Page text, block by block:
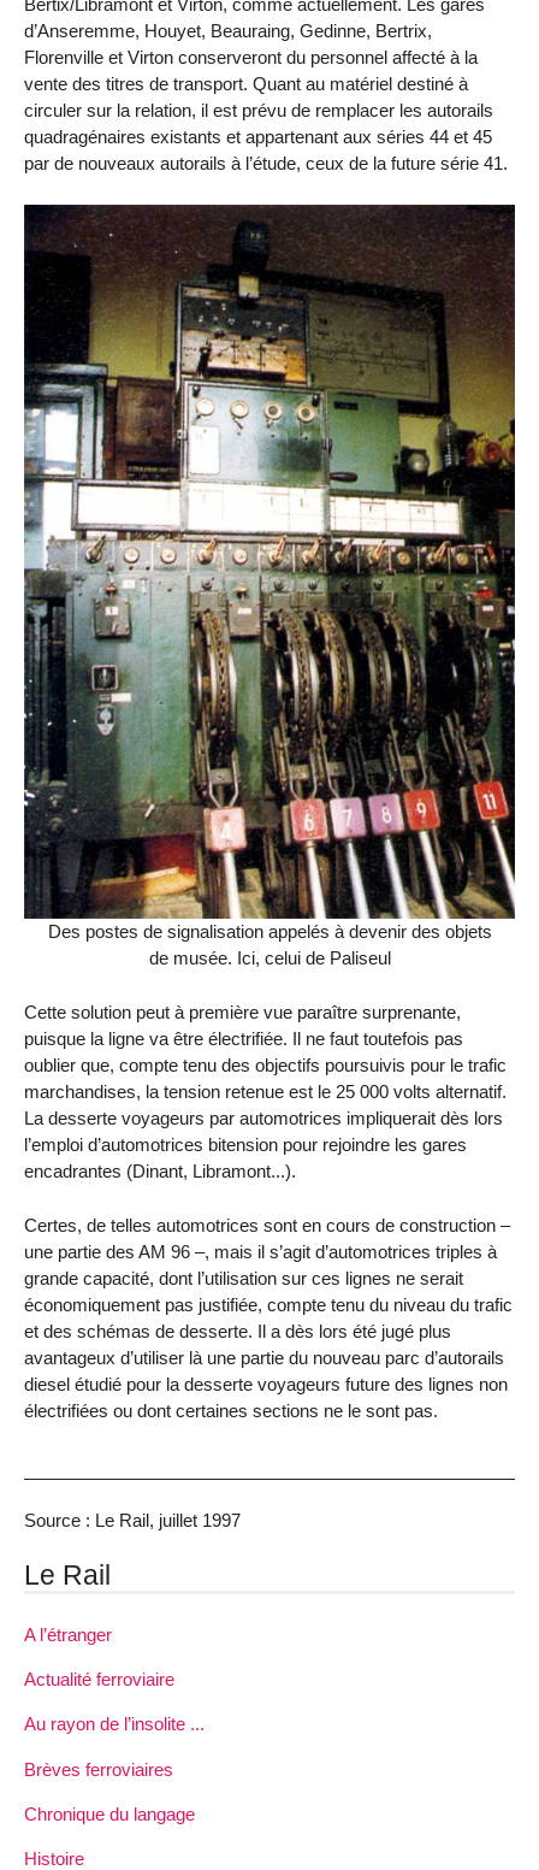
Bertix/Libramont et Virton, comme actuellement. Les gares
d’Anseremme, Houyet, Beauraing, Gedinne, Bertrix,
Florenville et Virton conserveront du personnel affecté à la
vente des titres de transport. Quant au matériel destiné à
circuler sur la relation, il est prévu de remplacer les autorails
quadragénaires existants et appartenant aux séries 44 et 45
par de nouveaux autorails à l’étude, ceux de la future série 41.
Des postes de signalisation appelés à devenir des objets
de musée. Ici, celui de Paliseul
Cette solution peut à première vue paraître surprenante,
puisque la ligne va être électrifiée. Il ne faut toutefois pas
oublier que, compte tenu des objectifs poursuivis pour le trafic
marchandises, la tension retenue est le 25 000 volts alternatif.
La desserte voyageurs par automotrices impliquerait dès lors
l’emploi d’automotrices bitension pour rejoindre les gares
encadrantes (Dinant, Libramont...).
Certes, de telles automotrices sont en cours de construction –
une partie des AM 96 –, mais il s’agit d’automotrices triples à
grande capacité, dont l’utilisation sur ces lignes ne serait
économiquement pas justifiée, compte tenu du niveau du trafic
et des schémas de desserte. Il a dès lors été jugé plus
avantageux d’utiliser là une partie du nouveau parc d’autorails
diesel étudié pour la desserte voyageurs future des lignes non
électrifiées ou dont certaines sections ne le sont pas.
Source : Le Rail, juillet 1997
Le Rail
A l’étranger
Actualité ferroviaire
Au rayon de l’insolite ...
Brèves ferroviaires
Chronique du langage
Histoire